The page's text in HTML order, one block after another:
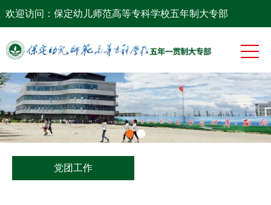
欢迎访问：保定幼儿师范高等专科学校五年制大专部
网站首页
专业建设
师资队伍
党团工作